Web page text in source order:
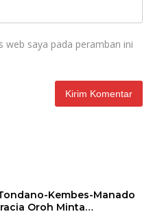
web saya pada peramban ini
Kembes-Manado
Oroh Minta